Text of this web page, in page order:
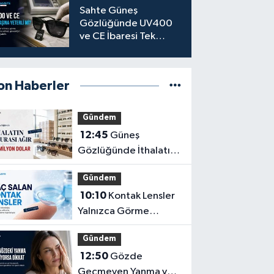
Sahte Güneş
Gözlüğünde UV400
ve CE İbaresi Tek
Haberler
Gündem
12:45
Gözlüğünde İthalatın
Ağır Faturası: 162
Milyon Dolar
Gündem
10:10
Yalnızca Görme
Düzeltme Aracı
Olmayabilir
Gündem
12:50